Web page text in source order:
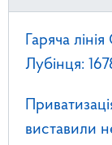
Гаряча
Лубінця:
виставили